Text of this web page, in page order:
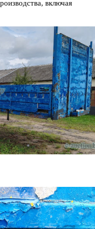
включая
Каменецкий р-н,
Чкалова, 61